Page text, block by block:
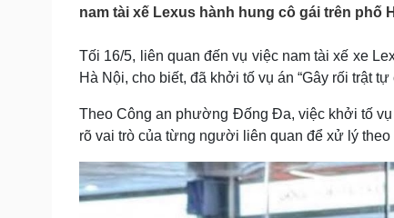
Vụ án
Tư vấn luật
Vũ khí
Phân tích
Sức khỏe
Dinh dưỡng - món ngon
Cây thuốc
Sản phụ khoa
Nhi khoa
Đời sống
Nhà đẹp
Blog
Tình yêu - Gia đình
nam tài xế Lexus hành hung cô gái trên phố
Tối 16/5, liên quan đến vụ việc nam tài xế xe
Hà Nội, cho biết, đã khởi tố vụ án “Gây rối trật tự
Theo Công an phường Đống Đa, việc khởi tố
rõ vai trò của từng người liên quan để xử lý theo